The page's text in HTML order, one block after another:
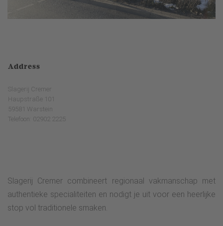
Address
Slagerij Cremer
Haupstraße 101
59581 Warstein
Telefoon: 02902 2225
Slagerij Cremer combineert regionaal vakmanschap met
authentieke specialiteiten en nodigt je uit voor een heerlijke
stop vol traditionele smaken.